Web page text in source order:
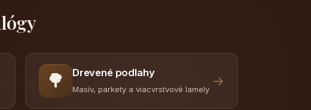
🌳 Drevené podlahy
Masív, parkety a viacvrstvové lamely
→